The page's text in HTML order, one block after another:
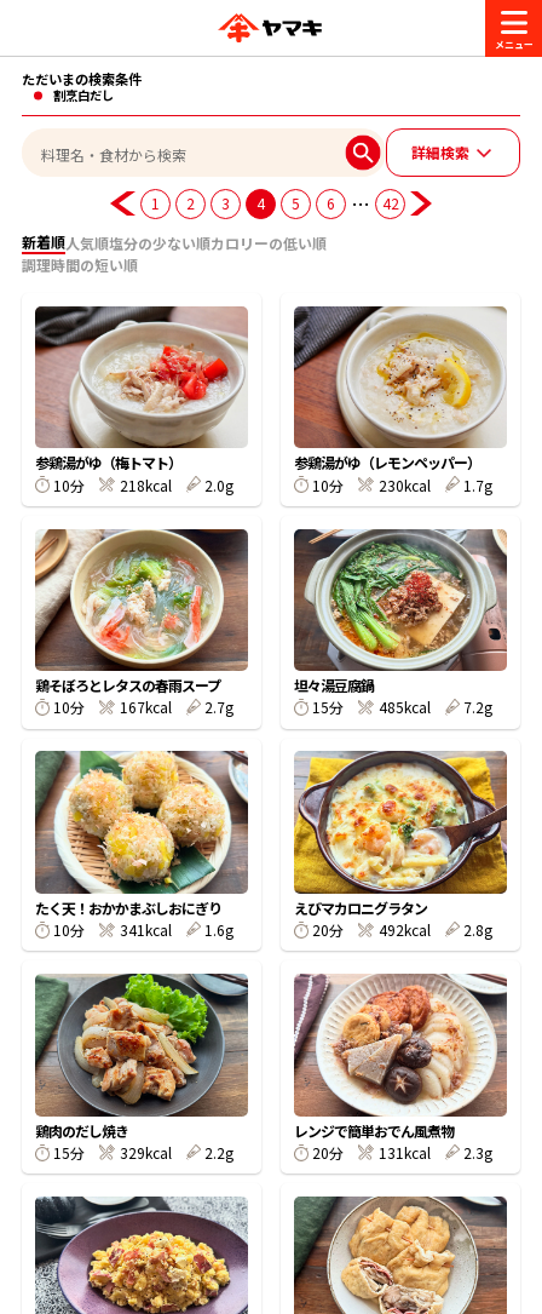
商品情報
ブランド一覧
ヤマキ『めんつゆ』 ヤマキ 割烹白だし
旨さ、別格。だし屋の鍋 韓福善シリーズ
サッと鍋® 楽チン鍋®
楽チン屋® ストレートつゆ
レシピ
おいしいレシピを探す
おいしいレシピトップ
主食レシピ
主菜レシピ
汁物レシピ
時短レシピ
おいしいレシピを商品から探す
かつお節レシピ
めんつゆレシピ
割烹白だしレシピ
レシピ特設サイト
割烹白だしレシピ特集
だし巻き卵特集
かつおだしが決め手！簡単茶碗蒸し
かつお節・だしを楽しむ
かつお節・だしを知る
だしの取り方
かつお節の削り方
かつお節・だしをもっと知る
ヤマキ かつお節プラス®
かつお節・だしを楽しむ
だしコミュ
CM・キャンペーン
キャンペーン一覧
企業・採用情報
企業情報
- 百年対話
- ヤマキ かつお節プラス®
採用情報
- ジョブリターン制
お問い合わせ
ヤマキお客様相談室
オンラインショップ
コミュニティサイト
Global
ただいまの検索条件
割烹白だし
詳細検索
1 2 3 4 5 6 …
42
新着順人気順塩分の少ない順カロリーの低い順
調理時間の短い順
参鶏湯がゆ（梅トマト）
10分
218kcal 2.0g
参鶏湯がゆ（レモンペッパー）
10分
230kcal 1.7g
鶏そぼろとレタスの春雨スープ
10分
167kcal 2.7g
坦々湯豆腐鍋
15分
485kcal 7.2g
たく天！おかかまぶしおにぎり
10分
341kcal 1.6g
えびマカロニグラタン
20分
492kcal 2.8g
鶏肉のだし焼き
15分
329kcal 2.2g
レンジで簡単おでん風煮物
20分
131kcal 2.3g